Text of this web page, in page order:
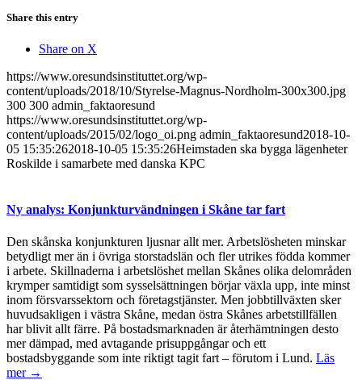
Share this entry
Share on X
https://www.oresundsinstituttet.org/wp-
content/uploads/2018/10/Styrelse-Magnus-Nordholm-300x300.jpg
300 300 admin_faktaoresund
https://www.oresundsinstituttet.org/wp-
content/uploads/2015/02/logo_oi.png admin_faktaoresund2018-10-
05 15:35:262018-10-05 15:35:26Heimstaden ska bygga lägenheter
Roskilde i samarbete med danska KPC
Ny analys: Konjunkturvändningen i Skåne tar fart
Den skånska konjunkturen ljusnar allt mer. Arbetslösheten minskar
betydligt mer än i övriga storstadslän och fler utrikes födda kommer
i arbete. Skillnaderna i arbetslöshet mellan Skånes olika delområden
krymper samtidigt som sysselsättningen börjar växla upp, inte minst
inom försvarssektorn och företagstjänster. Men jobbtillväxten sker
huvudsakligen i västra Skåne, medan östra Skånes arbetstillfällen
har blivit allt färre. På bostadsmarknaden är återhämtningen desto
mer dämpad, med avtagande prisuppgångar och ett
bostadsbyggande som inte riktigt tagit fart – förutom i Lund. Läs
mer →